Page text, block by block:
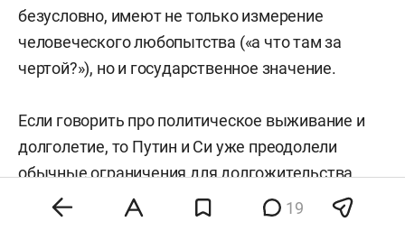
безусловно, имеют не только измерение
человеческого любопытства («а что там за
чертой?»), но и государственное значение.
Если говорить про политическое выживание и
долголетие, то Путин и Си уже преодолели
обычные ограничения для долгожительства,
которые применяются в различных 19